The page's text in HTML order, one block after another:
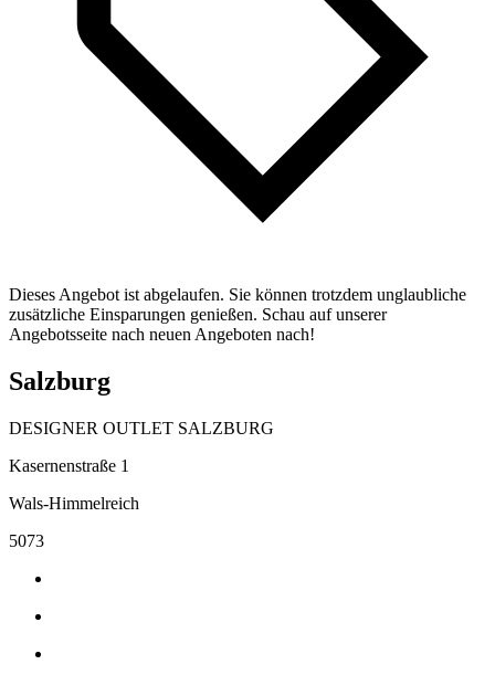
Dieses Angebot ist abgelaufen. Sie können trotzdem unglaubliche
zusätzliche Einsparungen genießen. Schau auf unserer
Angebotsseite nach neuen Angeboten nach!
Salzburg
DESIGNER OUTLET SALZBURG
Kasernenstraße 1
Wals-Himmelreich
5073